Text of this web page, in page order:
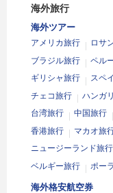
海外旅行
海外ツアー
アメリカ旅行 ロサ
ブラジル旅行
ペル
ギリシャ旅行
スペ
チェコ旅行
ハンガ
台湾旅行
中国旅行
香港旅行
マカオ旅
ニュージーランド旅行
ベルギー旅行
ポー
海外格安航空券